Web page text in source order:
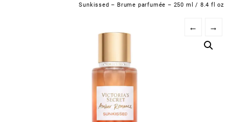
Sunkissed – Brume parfumée – 250 ml / 8.4 fl oz
← →